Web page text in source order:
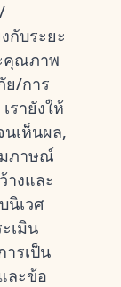
กับระยะ
คุณภาพ
ย/การ
รายังให้
นเห็นผล,
มภาษณ์
างและ
นิเวศ
เมิน
รเป็น
ละข้อ